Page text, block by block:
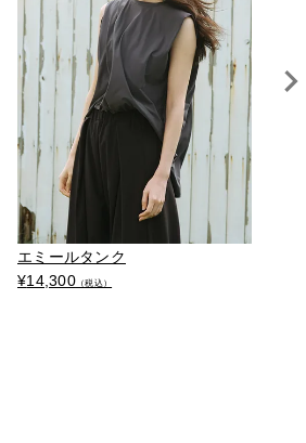
エミールタンク
¥14,300（税込）